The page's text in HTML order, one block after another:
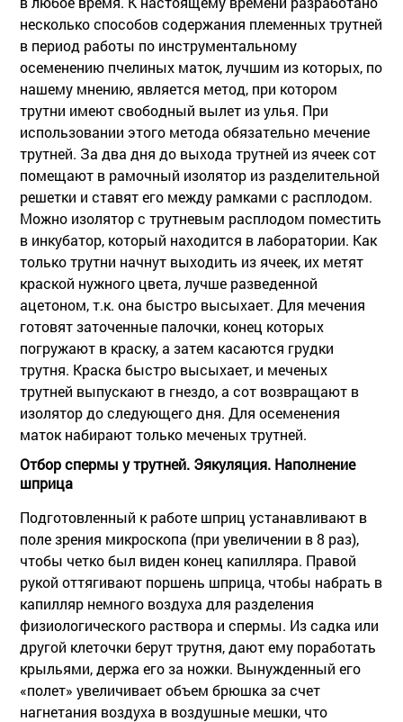
несколько способов содержания племенных трутней
в период работы по инструментальному
осеменению пчелиных маток, лучшим из которых, по
нашему мнению, является метод, при котором
трутни имеют свободный вылет из улья. При
использовании этого метода обязательно мечение
трутней. За два дня до выхода трутней из ячеек сот
помещают в рамочный изолятор из разделительной
решетки и ставят его между рамками с расплодом.
Можно изолятор с трутневым расплодом поместить
в инкубатор, который находится в лаборатории. Как
только трутни начнут выходить из ячеек, их метят
краской нужного цвета, лучше разведенной
ацетоном, т.к. она быстро высыхает. Для мечения
готовят заточенные палочки, конец которых
погружают в краску, а затем касаются грудки
трутня. Краска быстро высыхает, и меченых
трутней выпускают в гнездо, а сот возвращают в
изолятор до следующего дня. Для осеменения
маток набирают только меченых трутней.
Отбор спермы у трутней. Эякуляция. Наполнение
шприца
Подготовленный к работе шприц устанавливают в
поле зрения микроскопа (при увеличении в 8 раз),
чтобы четко был виден конец капилляра. Правой
рукой оттягивают поршень шприца, чтобы набрать в
капилляр немного воздуха для разделения
физиологического раствора и спермы. Из садка или
другой клеточки берут трутня, дают ему поработать
крыльями, держа его за ножки. Вынужденный его
«полет» увеличивает объем брюшка за счет
нагнетания воздуха в воздушные мешки, что